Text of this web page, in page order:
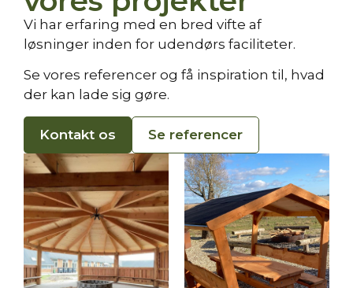
Vi har erfaring med en bred vifte af
løsninger inden for udendørs faciliteter.
Se vores referencer og få inspiration til, hvad
der kan lade sig gøre.
Kontakt os Se referencer